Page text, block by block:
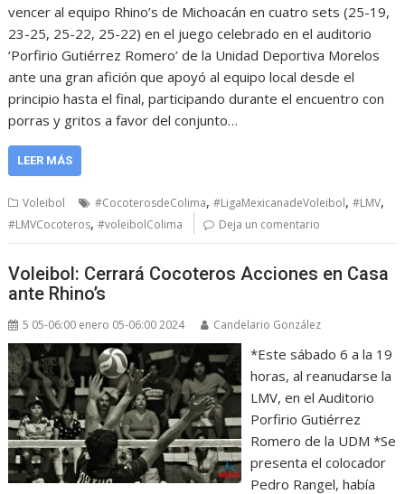
vencer al equipo Rhino’s de Michoacán en cuatro sets (25-19,
23-25, 25-22, 25-22) en el juego celebrado en el auditorio
‘Porfirio Gutiérrez Romero’ de la Unidad Deportiva Morelos
ante una gran afición que apoyó al equipo local desde el
principio hasta el final, participando durante el encuentro con
porras y gritos a favor del conjunto…
LEER MÁS
Voleibol #CocoterosdeColima,#LigaMexicanadeVoleibol,#LMV,
#LMVCocoteros,#voleibolColima Deja un comentario
Voleibol: Cerrará Cocoteros Acciones en Casa
ante Rhino’s
5 05-06:00 enero 05-06:00 2024 Candelario González
*Este sábado 6 a la 19
horas, al reanudarse la
LMV, en el Auditorio
Porfirio Gutiérrez
Romero de la UDM *Se
presenta el colocador
Pedro Rangel, había